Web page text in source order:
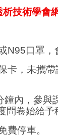
技術學會
N95口罩 ，
卡，未攜
鐘內 ， 參與
問卷始給予
費停車。